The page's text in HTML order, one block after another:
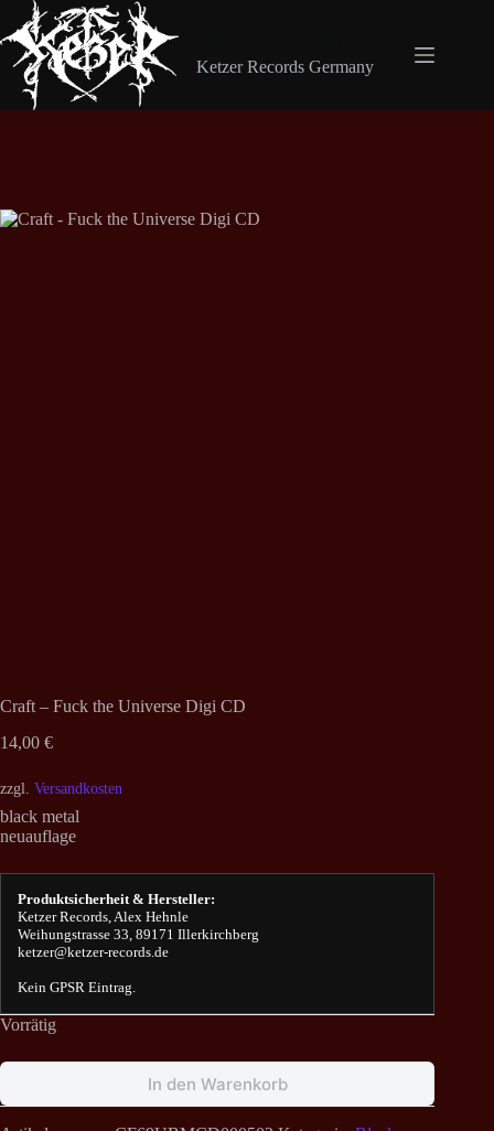
Inhalt
springen
Ketzer Records Germany
Craft – Fuck the Universe Digi CD
14,00 €
zzgl. Versandkosten
black metal
neuauflage
Produktsicherheit & Hersteller:
Ketzer Records, Alex Hehnle
Weihungstrasse 33, 89171 Illerkirchberg
ketzer@ketzer-records.de
Kein GPSR Eintrag.
Vorrätig
In den Warenkorb